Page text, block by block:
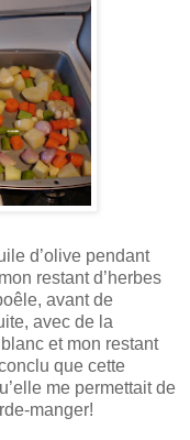
d’olive pendant
restant d’herbes
avant de
avec de la
et mon restant
que cette
me permettait de
manger!